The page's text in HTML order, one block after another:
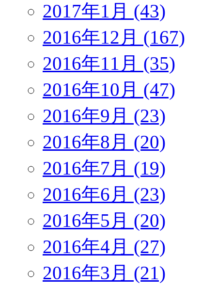
2017年1月 (43)
2016年12月 (167)
2016年11月 (35)
2016年10月 (47)
2016年9月 (23)
2016年8月 (20)
2016年7月 (19)
2016年6月 (23)
2016年5月 (20)
2016年4月 (27)
2016年3月 (21)